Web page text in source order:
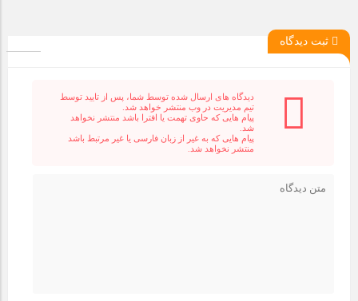
ثبت دیدگاه
دیدگاه های ارسال شده توسط شما، پس از تایید توسط
تیم مدیریت در وب منتشر خواهد شد.
پیام هایی که حاوی تهمت یا افترا باشد منتشر نخواهد
شد.
پیام هایی که به غیر از زبان فارسی یا غیر مرتبط باشد
منتشر نخواهد شد.